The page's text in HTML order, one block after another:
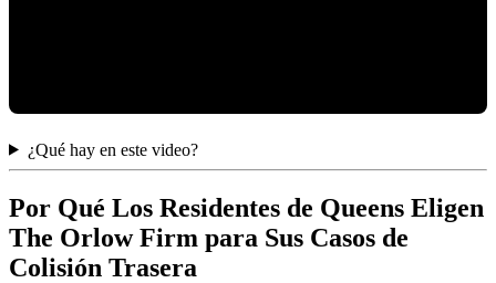
¿Qué hay en este video?
Por Qué Los Residentes de Queens Eligen
The Orlow Firm para Sus Casos de
Colisión Trasera